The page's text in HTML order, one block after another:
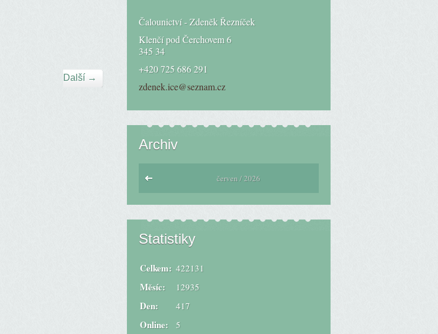
Další →
Čalounictví - Zdeněk Řezníček
Klenčí pod Čerchovem 6
345 34
+420 725 686 291
zdenek.ice@seznam.cz
Archiv
červen / 2026
Statistiky
Online: 5
Celkem: 422131
Měsíc: 12935
Den: 417